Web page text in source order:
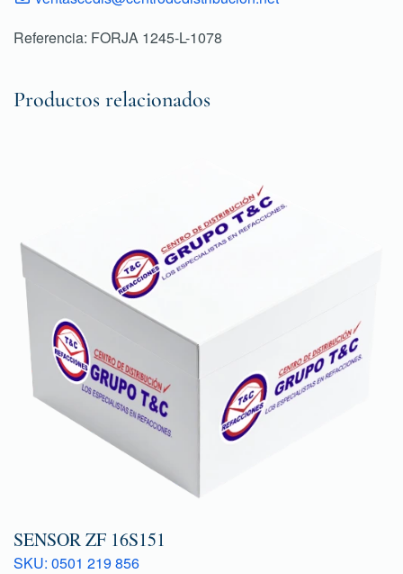
Referencia: FORJA 1245-L-1078
Productos relacionados
SENSOR ZF 16S151
SKU: 0501 219 856